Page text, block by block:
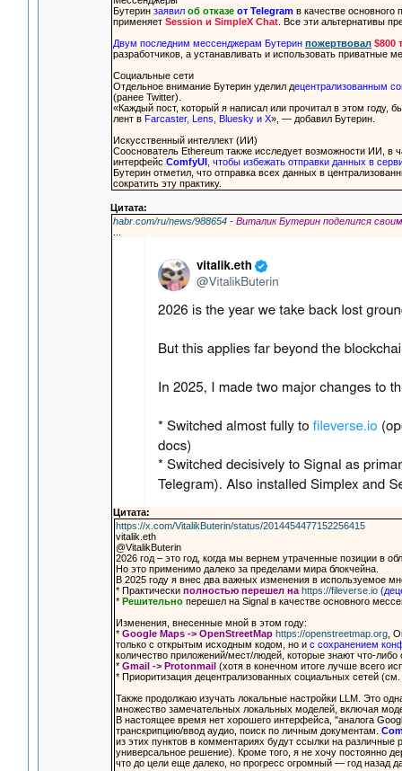
Бутерин заявил об отказе от Telegram в качестве основного
применяет Session и SimpleX Chat . Все эти альтернативы
Двум последним мессенджерам Бутерин пожертвовал $800
разработчиков, а устанавливать и использовать приватные
Социальные сети
Отдельное внимание Бутерин уделил децентрализованным
(ранее Twitter).
«Каждый пост, который я написал или прочитал в этом году,
лент в Farcaster, Lens, Bluesky и X», — добавил Бутерин.
Искусственный интеллект (ИИ)
Сооснователь Ethereum также исследует возможности ИИ, в
интерфейс ComfyUI
, чтобы избежать отправки данных в
Бутерин отметил, что отправка всех данных в
сократить эту практику.
Цитата:
habr.com/ru/news/988654 - Виталик Бутерин поделился
Цитата:
https://x.com/VitalikButerin/status/2014454477152256415
vitalik.eth
@VitalikButerin
2026 год – это год, когда мы вернем утраченные позиции в
Но это применимо далеко за пределами мира блокчейна.
В 2025 году я внес два важных изменения в используемое
* Практически полностью перешел на https://fileverse.io
* Решительно перешел на Signal в качестве основного
Изменения, внесенные мной в этом году:
* Google Maps -> OpenStreetMap https://openstreetmap.org ,
только с открытым исходным кодом, но и с сохранением
количество приложений/мест/людей, которые знают что-
* Gmail -> Protonmail (хотя в конечном итоге лучше всего
* Приоритизация децентрализованных социальных сетей
Также продолжаю изучать локальные настройки LLM. Это
множество замечательных локальных моделей, включая
В настоящее время нет хорошего интерфейса, "аналога
транскрипцию/ввод аудио, поиск по личным документам.
из этих пунктов в комментариях будут ссылки на
универсальное решение). Кроме того, я не хочу постоянно
что до цели еще далеко, но прогресс огромный — год